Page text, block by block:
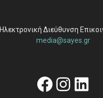
Ηλεκτρονική Διεύθυνση
media@sayes.gr